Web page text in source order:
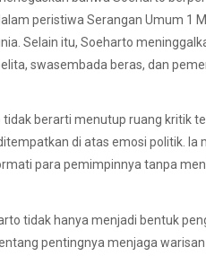
peristiwa Serangan Umum 1
Selain itu, Soeharto
swasembada beras, dan
berarti menutup ruang kritik
di atas emosi politik. Ia
para pemimpinnya tanpa
tidak hanya menjadi bentuk
pentingnya menjaga